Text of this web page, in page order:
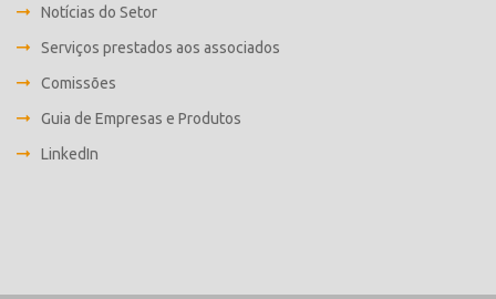
Notícias do Setor
Serviços prestados aos associados
Comissões
Guia de Empresas e Produtos
LinkedIn